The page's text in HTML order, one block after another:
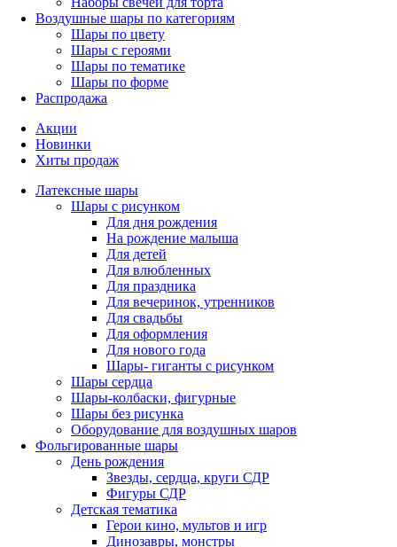
Воздушные шары по категориям
Шары по цвету
Шары с героями
Шары по тематике
Шары по форме
Распродажа
Акции
Новинки
Хиты продаж
Латексные шары
Шары с рисунком
Для дня рождения
На рождение малыша
Для детей
Для влюбленных
Для праздника
Для вечеринок, утренников
Для свадьбы
Для оформления
Для нового года
Шары- гиганты с рисунком
Шары сердца
Шары-колбаски, фигурные
Шары без рисунка
Оборудование для воздушных шаров
Фольгированные шары
День рождения
Звезды, сердца, круги СДР
Фигуры СДР
Детская тематика
Герои кино, мультов и игр
Динозавры, монстры